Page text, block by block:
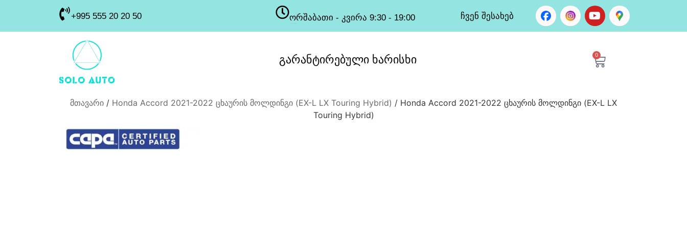
+995 555 20 20 50 ორშაბათი - კვირა 9:30 - 19:00 ჩვენ შესახებ
გარანტირებული ხარისხი 0
მთავარი / Honda Accord 2021-2022 ცხაურის მოლდინგი (EX-L LX Touring Hybrid) / Honda Accord 2021-2022 ცხაურის მოლდინგი (EX-L LX
Touring Hybrid)